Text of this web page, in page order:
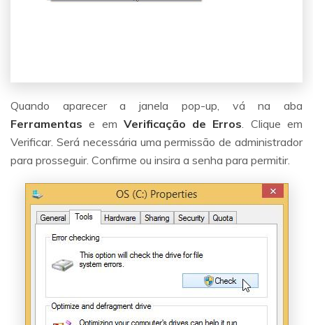
Quando aparecer a janela pop-up, vá na aba
Ferramentas e em Verificação de Erros. Clique em
Verificar. Será necessária uma permissão de administrador
para prosseguir. Confirme ou insira a senha para permitir.